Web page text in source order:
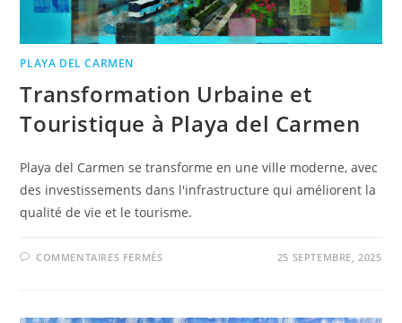
PLAYA DEL CARMEN
Transformation Urbaine et
Touristique à Playa del Carmen
Playa del Carmen se transforme en une ville moderne, avec
des investissements dans l'infrastructure qui améliorent la
qualité de vie et le tourisme.
COMMENTAIRES FERMÉS 25 SEPTEMBRE, 2025